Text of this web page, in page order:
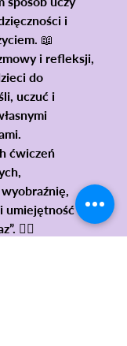
i
📖
i refleksji
do
uczuć i
ćwiczeń
umiejętność
🧘‍♀️